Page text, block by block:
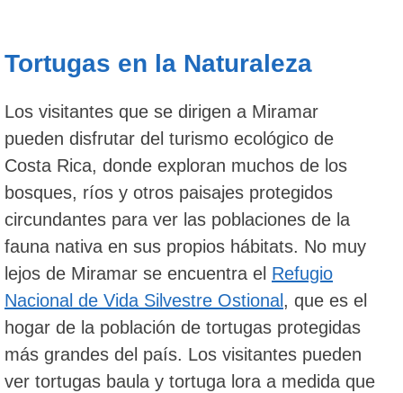
Tortugas en la Naturaleza
Los visitantes que se dirigen a Miramar
pueden disfrutar del turismo ecológico de
Costa Rica, donde exploran muchos de los
bosques, ríos y otros paisajes protegidos
circundantes para ver las poblaciones de la
fauna nativa en sus propios hábitats. No muy
lejos de Miramar se encuentra el Refugio
Nacional de Vida Silvestre Ostional , que es el
hogar de la población de tortugas protegidas
más grandes del país. Los visitantes pueden
ver tortugas baula y tortuga lora a medida que